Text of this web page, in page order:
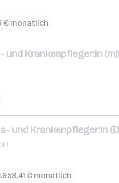
€ monatlich
und Krankenpfleger:in
und Krankenpfleger:in
€ monatlich